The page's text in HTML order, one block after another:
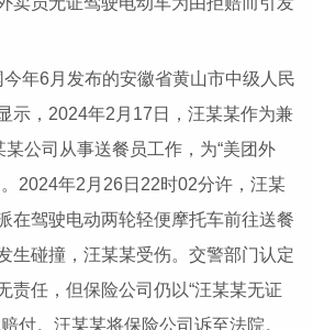
6月发布的安徽省黄山市中级人民
示，2024年2月17日，汪某某作为兼
某公司从事送餐员工作，为“美团外
2024年2月26日22时02分许，汪某
在驾驶电动两轮轻便摩托车前往送餐
生碰撞，汪某某受伤。交警部门认定
责任，但保险公司仍以“汪某某无证
付。汪某某将保险公司诉至法院。